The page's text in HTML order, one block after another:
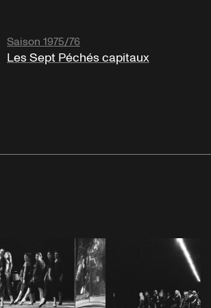
Saison 1975/76
Les Sept Péchés capitaux